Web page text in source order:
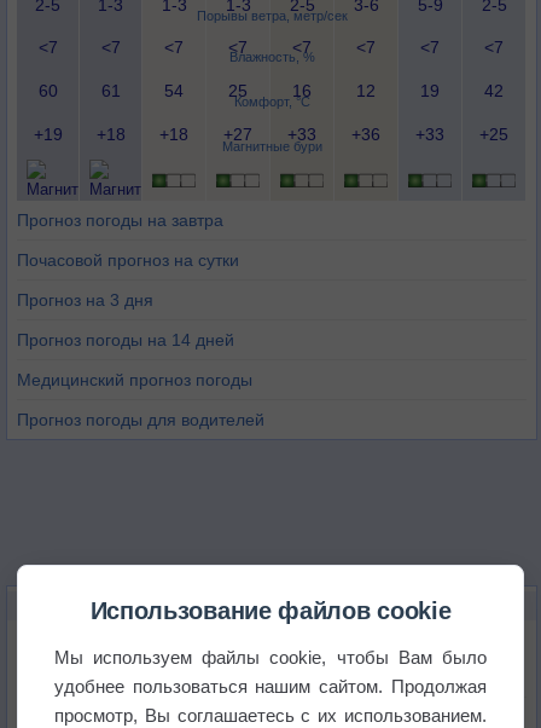
Порывы ветра, метр/сек
Влажность, %
Комфорт, °C
Магнитные бури
2-5
1-3
1-3
1-3
2-5
3-6
5-9
2-5
<7 <7 <7 <7 <7 <7 <7 <7
60 61 54 25 16 12 19 42
+19 +18 +18 +27 +33 +36 +33 +25
Прогноз погоды на завтра
Почасовой прогноз на сутки
Прогноз на 3 дня
Прогноз погоды на 14 дней
Медицинский прогноз погоды
Прогноз погоды для водителей
НОВОЕ О ПОГОДЕ
Приложение построит маршрут через тень
Использование файлов cookie
Мы используем файлы cookie, чтобы Вам было
удобнее пользоваться нашим сайтом. Продолжая
просмотр, Вы соглашаетесь с их использованием.